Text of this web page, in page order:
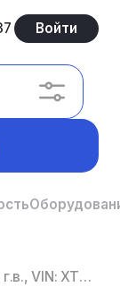
Войти
Легковой прочее УАЗ ПАТРИОТ, 2007 г.в., VIN: XTT31630070004319, цвет: АВАНТЮРИН-МЕТАЛЛИК, г/н Е303ОС...